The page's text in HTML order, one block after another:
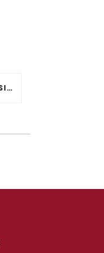
SALARI MÍNIM INTERPROFESSIONAL 2022